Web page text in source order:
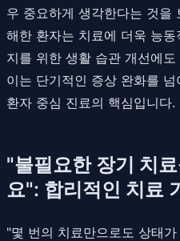
우 중요하게 생각한다는 것을
해한 환자는 치료에 더욱 능
지를 위한 생활 습관 개선에
이는 단기적인 증상 완화를
환자 중심 진료의 핵심입니다.
"불필요한 장기 치
요": 합리적인 치료
"몇 번의 치료만으로도 상태